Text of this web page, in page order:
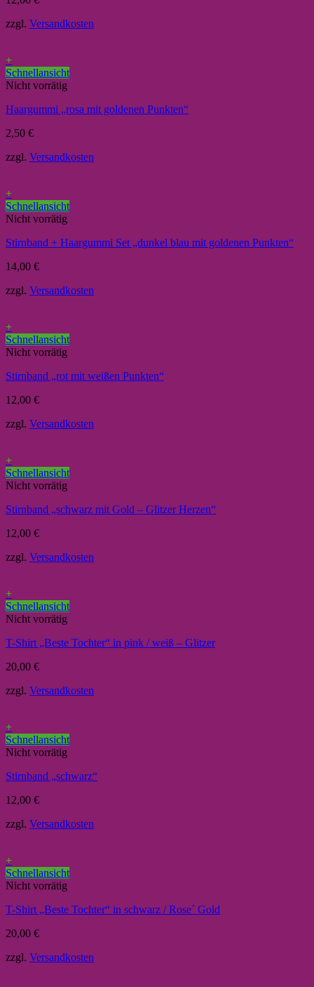
zzgl. Versandkosten
+
Schnellansicht
Nicht vorrätig
Haargummi „rosa mit goldenen Punkten“
2,50 €
zzgl. Versandkosten
+
Schnellansicht
Nicht vorrätig
Stirnband + Haargummi Set „dunkel blau mit goldenen Punkten“
14,00 €
zzgl. Versandkosten
+
Schnellansicht
Nicht vorrätig
Stirnband „rot mit weißen Punkten“
12,00 €
zzgl. Versandkosten
+
Schnellansicht
Nicht vorrätig
Stirnband „schwarz mit Gold – Glitzer Herzen“
12,00 €
zzgl. Versandkosten
+
Schnellansicht
Nicht vorrätig
T-Shirt „Beste Tochter“ in pink / weiß – Glitzer
20,00 €
zzgl. Versandkosten
+
Schnellansicht
Nicht vorrätig
Stirnband „schwarz“
12,00 €
zzgl. Versandkosten
+
Schnellansicht
Nicht vorrätig
T-Shirt „Beste Tochter“ in schwarz / Rose´ Gold
20,00 €
zzgl. Versandkosten